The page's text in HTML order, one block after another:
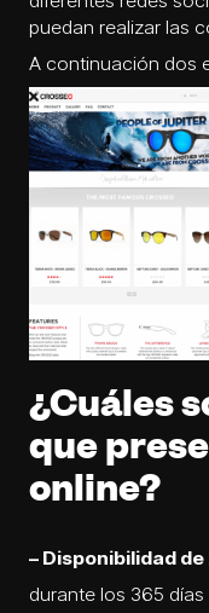
puedan realizar las
A continuación dos
¿Cuáles
que
online?
– Disponibilidad
durante los 365 días